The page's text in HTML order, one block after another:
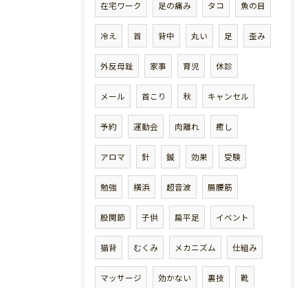
在宅ワーク 足の痛み タコ 魚の目
冷え 首 背中 丸い 足 歪み
外反母趾 家事 育児 休診
メール 首こり 秋 キャンセル
予約 運動会 肉離れ 癒し
アロマ 針 鍼 効果 受験
勉強 横浜 超音波 腸腰筋
股関節 子供 扁平足 イベント
猫背 むくみ メカニズム 仕組み
マッサージ 効かない 裏技 靴